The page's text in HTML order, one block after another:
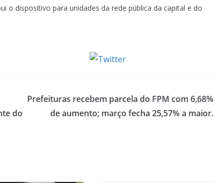
o dispositivo para unidades da rede pública da capital e do
Tweet
do
Prefeituras recebem parcela do FPM com 6,68%
de aumento; março fecha 25,57% a maior.